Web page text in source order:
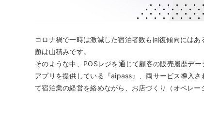
コロナ禍で一時は激減した宿泊者数も回復傾向には
題は山積みです。
そのような中、POSレジを通じて顧客の販売履歴デ
アプリを提供している『aipass』、両サービス導入
て宿泊業の経営を絡めながら、お店づくり（オペレ